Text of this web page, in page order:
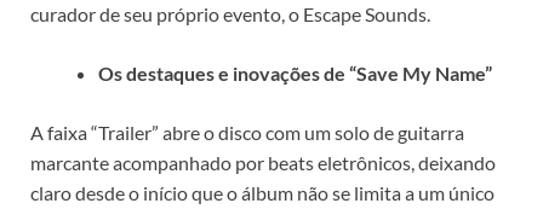
curador de seu próprio evento, o Escape Sounds.
Os destaques e inovações de “Save My Name”
A faixa “Trailer” abre o disco com um solo de guitarra
marcante acompanhado por beats eletrônicos, deixando
claro desde o início que o álbum não se limita a um único